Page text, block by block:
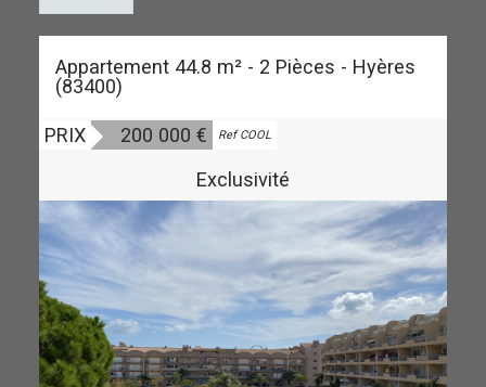
Appartement 44.8 m² - 2 Pièces - Hyères
(83400)
PRIX 200 000 € Ref COOL
Vendu
Exclusivité